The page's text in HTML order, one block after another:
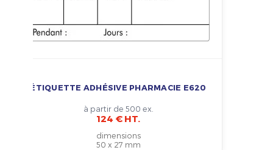
ÉTIQUETTE ADHÉSIVE PHARMACIE E620
à partir de 500 ex.
124 € HT.
dimensions
50 x 27 mm